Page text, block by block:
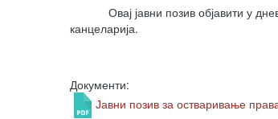
Овај јавни позив објавити у
канцеларија.
Документи:
Јавни позив за остваривање